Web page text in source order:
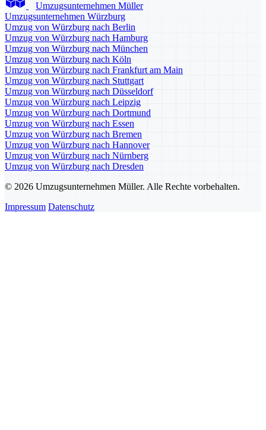
Umzugsunternehmen Müller
Umzugsunternehmen Würzburg
Umzug von Würzburg nach Berlin
Umzug von Würzburg nach Hamburg
Umzug von Würzburg nach München
Umzug von Würzburg nach Köln
Umzug von Würzburg nach Frankfurt am Main
Umzug von Würzburg nach Stuttgart
Umzug von Würzburg nach Düsseldorf
Umzug von Würzburg nach Leipzig
Umzug von Würzburg nach Dortmund
Umzug von Würzburg nach Essen
Umzug von Würzburg nach Bremen
Umzug von Würzburg nach Hannover
Umzug von Würzburg nach Nürnberg
Umzug von Würzburg nach Dresden
© 2026 Umzugsunternehmen Müller. Alle Rechte vorbehalten.
Impressum Datenschutz